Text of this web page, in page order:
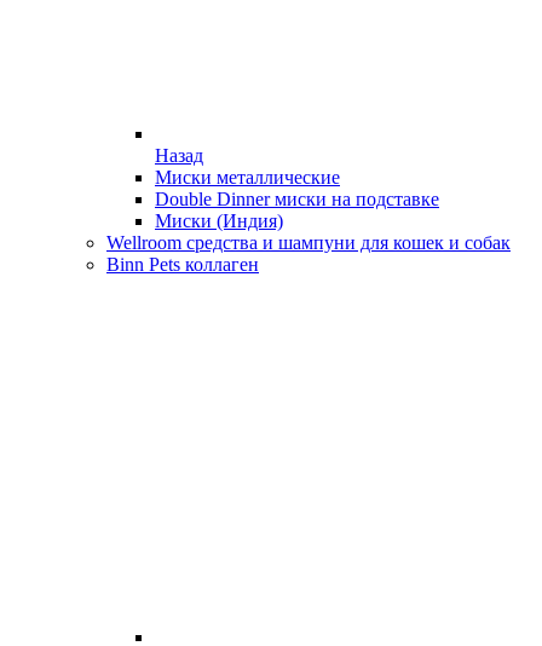
Назад
Миски металлические
Double Dinner миски на подставке
Миски (Индия)
Wellroom средства и шампуни для кошек и собак
Binn Pets коллаген